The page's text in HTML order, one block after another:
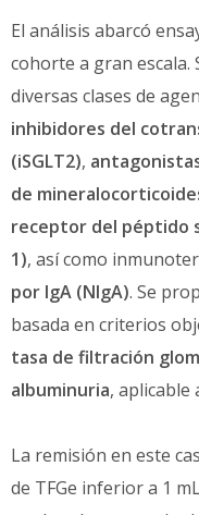
El análisis abarcó
cohorte a gran escala.
diversas clases de
inhibidores del
(iSGLT2),
de
receptor del péptido
1), así como
por IgA (NIgA). Se
basada en criterios
tasa de filtración
albuminuria, aplicable
La remisión en este
de TFGe inferior a 1